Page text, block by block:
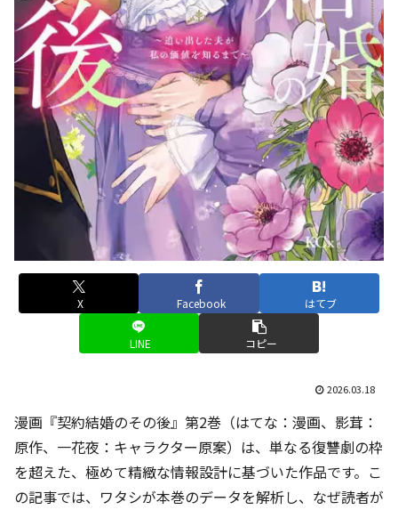
X Facebook はてブ
LINE コピー
2026.03.18
漫画『契約結婚のその後』第2巻（はてな：漫画、影茸：
原作、一花夜：キャラクター原案）は、単なる復讐劇の枠
を超えた、極めて精緻な情報設計に基づいた作品です。こ
の記事では、ワタシが本巻のデータを解析し、なぜ読者が